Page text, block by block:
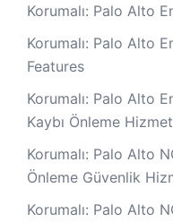
Korumalı: Palo Alto
Korumalı: Palo Alto
Features
Korumalı: Palo Alto
Kaybı Önleme
Korumalı: Palo Alto
Önleme Güvenlik
Korumalı: Palo Alto